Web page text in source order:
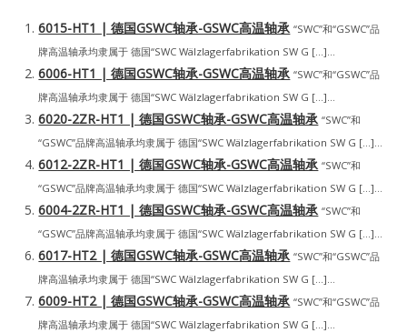
6015-HT1 | 德国GSWC轴承-GSWC高温轴承 “SWC”和“GSWC”品
牌高温轴承均隶属于 德国“SWC Wälzlagerfabrikation SW G […]...
6006-HT1 | 德国GSWC轴承-GSWC高温轴承 “SWC”和“GSWC”品
牌高温轴承均隶属于 德国“SWC Wälzlagerfabrikation SW G […]...
6020-2ZR-HT1 | 德国GSWC轴承-GSWC高温轴承 “SWC”和
“GSWC”品牌高温轴承均隶属于 德国“SWC Wälzlagerfabrikation SW G […]...
6012-2ZR-HT1 | 德国GSWC轴承-GSWC高温轴承 “SWC”和
“GSWC”品牌高温轴承均隶属于 德国“SWC Wälzlagerfabrikation SW G […]...
6004-2ZR-HT1 | 德国GSWC轴承-GSWC高温轴承 “SWC”和
“GSWC”品牌高温轴承均隶属于 德国“SWC Wälzlagerfabrikation SW G […]...
6017-HT2 | 德国GSWC轴承-GSWC高温轴承 “SWC”和“GSWC”品
牌高温轴承均隶属于 德国“SWC Wälzlagerfabrikation SW G […]...
6009-HT2 | 德国GSWC轴承-GSWC高温轴承 “SWC”和“GSWC”品
牌高温轴承均隶属于 德国“SWC Wälzlagerfabrikation SW G […]...